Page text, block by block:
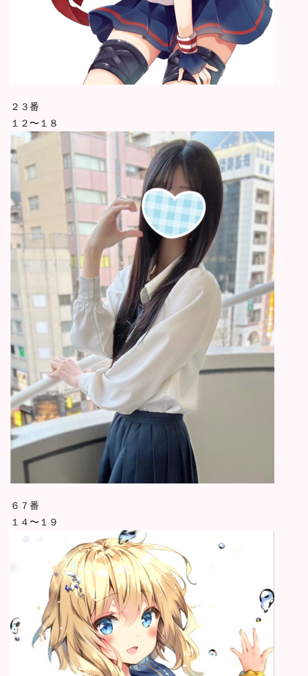
２３番
１２〜１８
６７番
１４〜１９